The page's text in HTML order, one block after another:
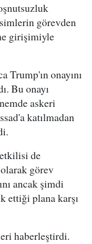
görevden
girişimiyle
Trump'ın onayını
Bu onayı
askeri
katılmadan
de
görev
ancak şimdi
ettiği plana karşı
haberleştirdi.